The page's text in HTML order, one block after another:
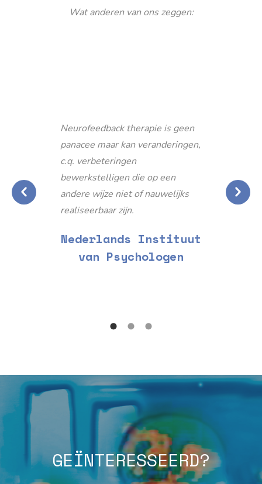
Wat anderen van ons zeggen:
Neurofeedback therapie is geen
panacee maar kan veranderingen,
c.q. verbeteringen
bewerkstelligen die op een
andere wijze niet of nauwelijks
realiseerbaar zijn.
Nederlands Instituut
van Psychologen
GEÏNTERESSEERD?